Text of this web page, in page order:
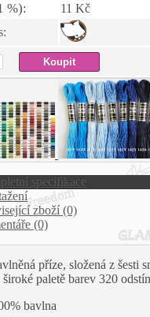
%):
11 Kč
specifikace
zboží (0)
(0)
příze, složená z šesti
paletě barev 320
bavlna